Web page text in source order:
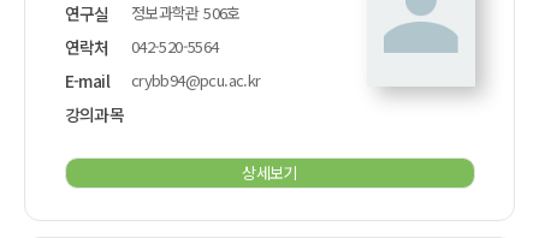
연구실 정보과학관 506호
연락처 042-520-5564
E-mail crybb94@pcu.ac.kr
강의과목
상세보기